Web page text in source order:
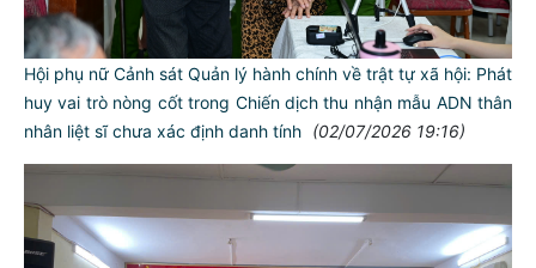
Hội phụ nữ Cảnh sát Quản lý hành chính về trật tự xã hội: Phát
huy vai trò nòng cốt trong Chiến dịch thu nhận mẫu ADN thân
nhân liệt sĩ chưa xác định danh tính (02/07/2026 19:16)